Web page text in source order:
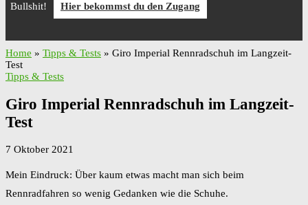
Bullshit! Hier bekommst du den Zugang
Home » Tipps & Tests » Giro Imperial Rennradschuh im Langzeit-
Test
Tipps & Tests
Giro Imperial Rennradschuh im Langzeit-
Test
7 Oktober 2021
Mein Eindruck: Über kaum etwas macht man sich beim
Rennradfahren so wenig Gedanken wie die Schuhe.